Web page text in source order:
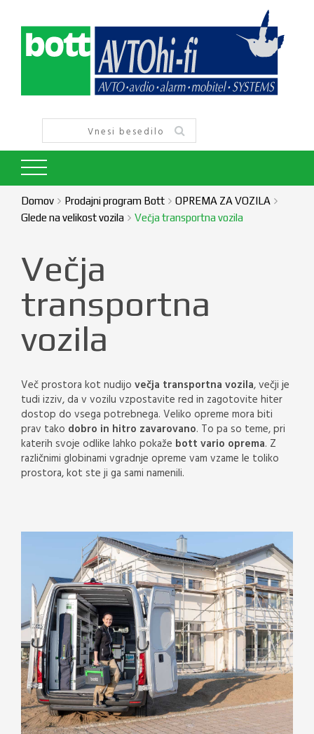
Domov Prodajni program Bott
OPREMA ZA VOZILA
Glede na velikost vozila
Večja transportna vozila
Večja
transportna
vozila
Več prostora kot nudijo večja transportna vozila, večji je
tudi izziv, da v vozilu vzpostavite red in zagotovite hiter
dostop do vsega potrebnega. Veliko opreme mora biti
prav tako dobro in hitro zavarovano. To pa so teme, pri
katerih svoje odlike lahko pokaže bott vario oprema. Z
različnimi globinami vgradnje opreme vam vzame le toliko
prostora, kot ste ji ga sami namenili.